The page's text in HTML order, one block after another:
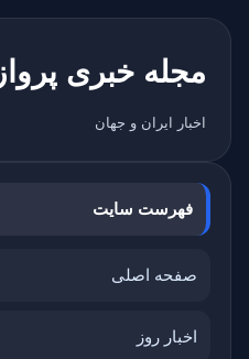
مجله خبری پرواز
اخبار ایران و جهان
فهرست سایت
صفحه اصلی
اخبار روز